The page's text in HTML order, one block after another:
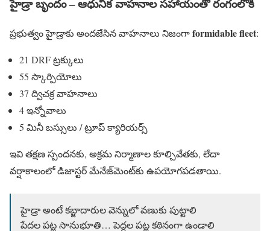
హైడ్రా బృందం – ఆధునిక వాహనాల సహాయంతో రంగంలోకి
ప్రభుత్వం హైడ్రాకు అందజేసిన వాహనాలు నిజంగాformidable fleet:
21 DRF ట్రక్కులు
55 స్కార్పియోలు
37 ద్విచక్ర వాహనాలు
4 ఇన్నోవాలు
5 మినీ బస్సులు / ట్రూప్ క్యారియర్స్
ఇవి తక్షణ స్పందనకు, అక్రమ నిర్మాణాల కూల్చివేతకు, లేదా
వర్షాకాలంలో డిజాస్టర్ మేనేజ్‌మెంట్‌కు ఉపయోగపడతాయి.
హైడ్రా అంటే క‌బ్జాదారుల‌ వెన్నులో వ‌ణుకు పుట్టాలి
పేద‌ల ప‌ట్ల సానుభూతి… పెద్ద‌ల ప‌ట్ల క‌ఠినంగా ఉండాలి